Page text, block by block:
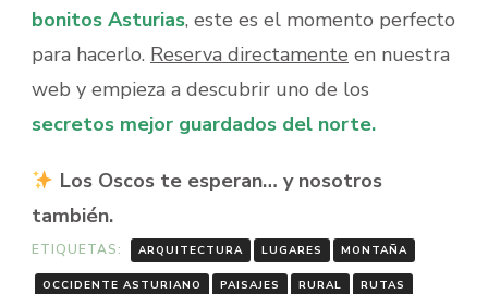
bonitos Asturias, este es el momento perfecto
para hacerlo. Reserva directamente en nuestra
web y empieza a descubrir uno de los
secretos mejor guardados del norte.
Los Oscos te esperan… y nosotros
también.
ETIQUETAS: ARQUITECTURA LUGARES MONTAÑA
OCCIDENTE ASTURIANO PAISAJES RURAL RUTAS